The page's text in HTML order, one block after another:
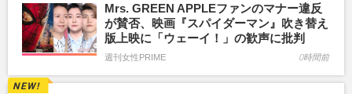
Mrs. GREEN APPLEファンのマナー違反
が賛否、映画『スパイダーマン』吹き替え
版上映に「ウェーイ！」の歓声に批判
週刊女性PRIME 0時間前